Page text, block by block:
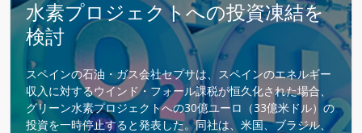
水素プロジェクトへの投資凍結を
検討
スペインの石油・ガス会社セプサは、スペインのエネルギー
収入に対するウインド・フォール課税が恒久化された場合、
グリーン水素プロジェクトへの30億ユーロ（33億米ドル）の
投資を一時停止すると発表した。同社は、米国、ブラジル、